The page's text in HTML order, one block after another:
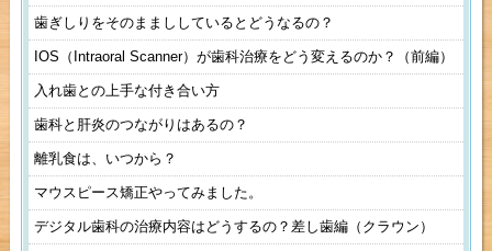
歯ぎしりをそのままししているとどうなるの？
IOS（Intraoral Scanner）が歯科治療をどう変えるのか？（前編）
入れ歯との上手な付き合い方
歯科と肝炎のつながりはあるの？
離乳食は、いつから？
マウスピース矯正やってみました。
デジタル歯科の治療内容はどうするの？差し歯編（クラウン）